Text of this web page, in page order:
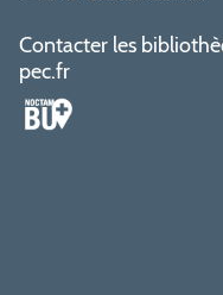
Contacter les
pec.fr